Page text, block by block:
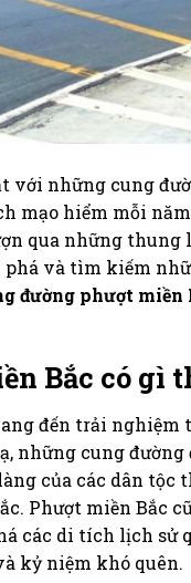
với những cung
mạo hiểm mỗi
qua những
và tìm kiếm
đường phượt miền
Bắc có gì
đến trải
những cung
của các dân tộc
Phượt miền Bắc
các di tích lịch sử
kỷ niệm khó quên.